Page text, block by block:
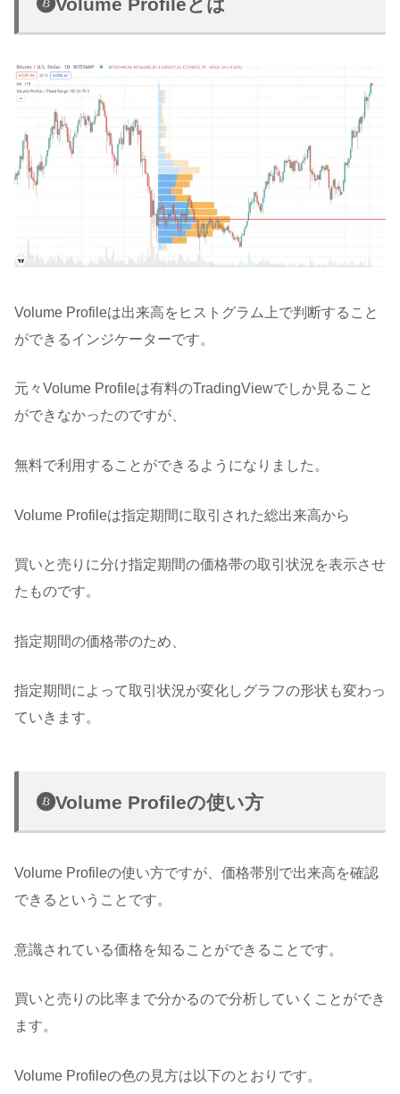
Volume Profileとは
Volume Profileは出来高をヒストグラム上で判断すること
ができるインジケーターです。
元々Volume Profileは有料のTradingViewでしか見ること
ができなかったのですが、
無料で利用することができるようになりました。
Volume Profileは指定期間に取引された総出来高から
買いと売りに分け指定期間の価格帯の取引状況を表示させ
たものです。
指定期間の価格帯のため、
指定期間によって取引状況が変化しグラフの形状も変わっ
ていきます。
Volume Profileの使い方
Volume Profileの使い方ですが、価格帯別で出来高を確認
できるということです。
意識されている価格を知ることができることです。
買いと売りの比率まで分かるので分析していくことができ
ます。
Volume Profileの色の見方は以下のとおりです。